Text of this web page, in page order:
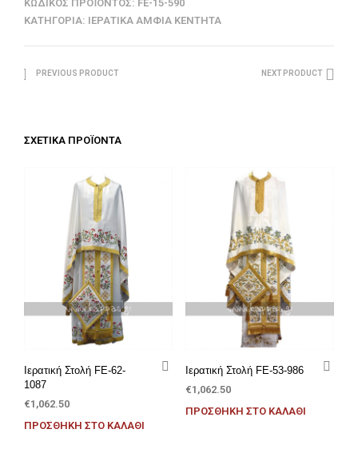
ΚΩΔΙΚΌΣ ΠΡΟΪΌΝΤΟΣ: FE-15-590
ΚΑΤΗΓΟΡΊΑ: ΙΕΡΑΤΙΚΆ ΆΜΦΙΑ ΚΕΝΤΗΤΆ
PREVIOUS PRODUCT NEXT PRODUCT
ΣΧΕΤΙΚΆ ΠΡΟΪΌΝΤΑ
Ιερατική Στολή FE-62-
1087
€1,062.50
ΠΡΟΣΘΉΚΗ ΣΤΟ ΚΑΛΆΘΙ
Ιερατική Στολή FE-53-986
€1,062.50
ΠΡΟΣΘΉΚΗ ΣΤΟ ΚΑΛΆΘΙ